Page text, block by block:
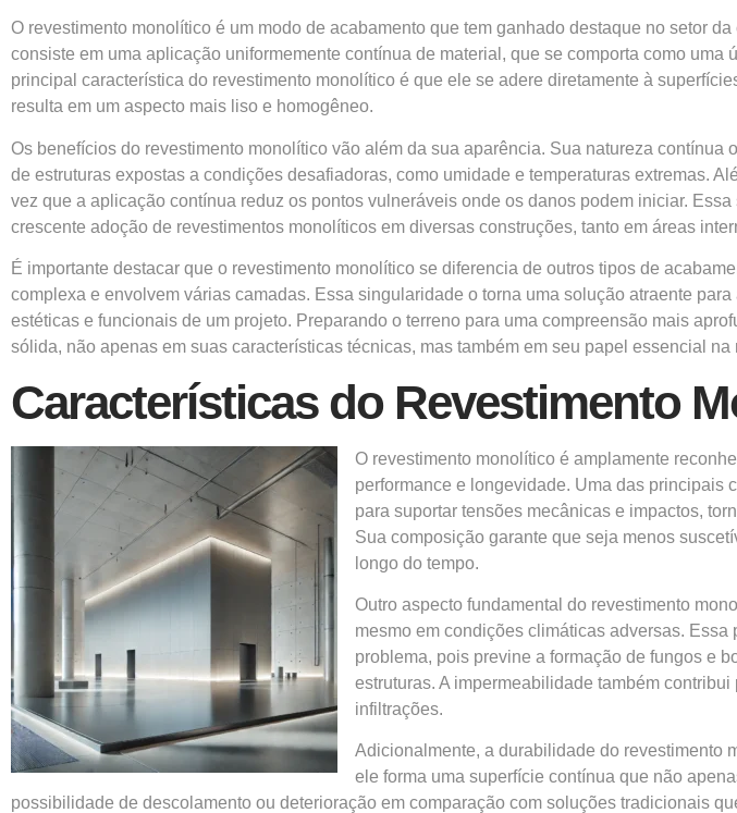
O revestimento monolítico é um modo de acabamento que tem ganhado destaque no setor
consiste em uma aplicação uniformemente contínua de material, que se comporta como
principal característica do revestimento monolítico é que ele se adere diretamente à
resulta em um aspecto mais liso e homogêneo.
Os benefícios do revestimento monolítico vão além da sua aparência. Sua natureza
de estruturas expostas a condições desafiadoras, como umidade e temperaturas extremas.
vez que a aplicação contínua reduz os pontos vulneráveis onde os danos podem iniciar.
crescente adoção de revestimentos monolíticos em diversas construções, tanto em áreas
É importante destacar que o revestimento monolítico se diferencia de outros tipos de
complexa e envolvem várias camadas. Essa singularidade o torna uma solução atraente
estéticas e funcionais de um projeto. Preparando o terreno para uma compreensão mais
sólida, não apenas em suas características técnicas, mas também em seu papel essencial
Características do Revestimento
O revestimento monolítico é amplamente
performance e longevidade. Uma das principais
para suportar tensões mecânicas e impactos,
Sua composição garante que seja menos
longo do tempo.
Outro aspecto fundamental do revestimento
mesmo em condições climáticas adversas.
problema, pois previne a formação de fungos e
estruturas. A impermeabilidade também
infiltrações.
Adicionalmente, a durabilidade do revestimento
ele forma uma superfície contínua que não
possibilidade de descolamento ou deterioração em comparação com soluções tradicionais